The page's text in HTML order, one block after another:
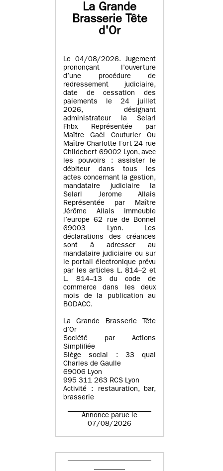
La Grande
Brasserie Tête
d'Or
Le 04/08/2026. Jugement
prononçant l’ouverture
d’une procédure de
redressement judiciaire,
date de cessation des
paiements le 24 juillet
2026, désignant
administrateur la Selarl
Fhbx Représentée par
Maître Gaël Couturier Ou
Maître Charlotte Fort 24 rue
Childebert 69002 Lyon, avec
les pouvoirs : assister le
débiteur dans tous les
actes concernant la gestion,
mandataire judiciaire la
Selarl Jerome Allais
Représentée par Maître
Jérôme Allais immeuble
l’europe 62 rue de Bonnel
69003 Lyon. Les
déclarations des créances
sont à adresser au
mandataire judiciaire ou sur
le portail électronique prévu
par les articles L. 814–2 et
L. 814–13 du code de
commerce dans les deux
mois de la publication au
BODACC.
La Grande Brasserie Tête
d’Or
Société par Actions
Simplifiée
Siège social : 33 quai
Charles de Gaulle
69006 Lyon
995 311 263 RCS Lyon
Activité : restauration, bar,
brasserie
Annonce parue le
07/08/2026